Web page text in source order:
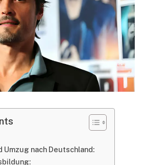
Umzug nach Deutschland: